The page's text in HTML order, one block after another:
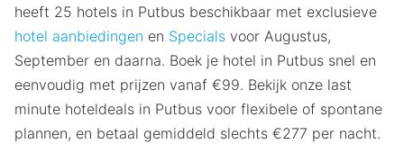
heeft 25 hotels in Putbus beschikbaar met exclusieve
hotel aanbiedingen en Specials voor Augustus,
September en daarna. Boek je hotel in Putbus snel en
eenvoudig met prijzen vanaf €99. Bekijk onze last
minute hoteldeals in Putbus voor flexibele of spontane
plannen, en betaal gemiddeld slechts €277 per nacht.